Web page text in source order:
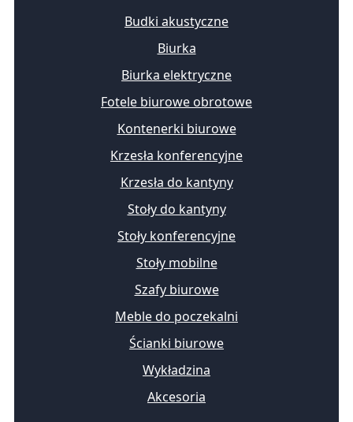
Budki akustyczne
Biurka
Biurka elektryczne
Fotele biurowe obrotowe
Kontenerki biurowe
Krzesła konferencyjne
Krzesła do kantyny
Stoły do kantyny
Stoły konferencyjne
Stoły mobilne
Szafy biurowe
Meble do poczekalni
Ścianki biurowe
Wykładzina
Akcesoria